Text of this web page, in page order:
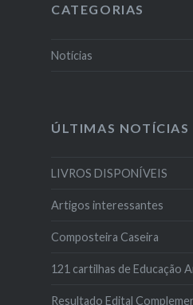
CATEGORIAS
Notícias
ÚLTIMAS NOTÍCIAS
LIVROS DISPONÍVEIS
Artigos interessantes
Composteira Caseira
121 cartilhas de Educação
Resultado Edital